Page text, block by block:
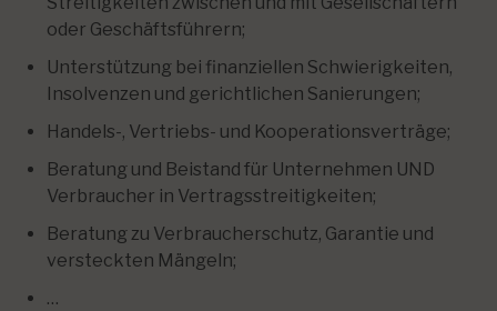
oder Geschäftsführern;
Unterstützung bei finanziellen Schwierigkeiten,
Insolvenzen und gerichtlichen Sanierungen;
Handels-, Vertriebs- und Kooperationsverträge;
Beratung und Beistand für Unternehmen UND
Verbraucher in Vertragsstreitigkeiten;
Beratung zu Verbraucherschutz, Garantie und
versteckten Mängeln;
…